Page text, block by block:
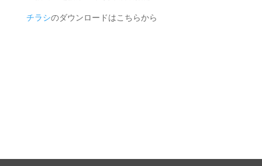
チラシのダウンロードはこちらから